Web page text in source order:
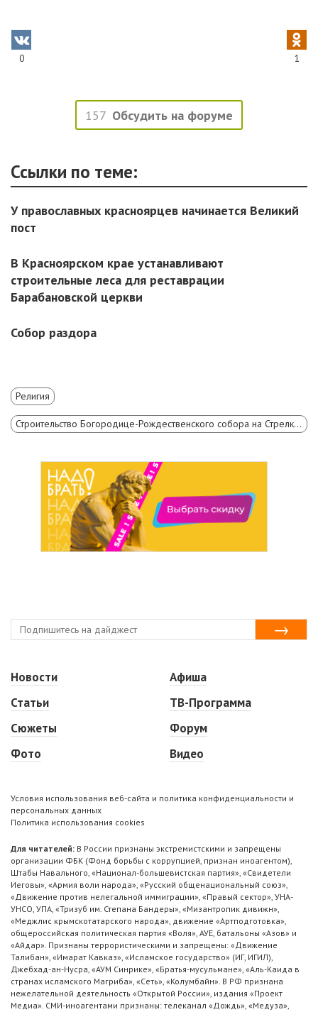
0 1
157 Обсудить на форуме
Ссылки по теме:
У православных красноярцев начинается Великий
пост
В Красноярском крае устанавливают
строительные леса для реставрации
Барабановской церкви
Собор раздора
Религия
Строительство Богородице-Рождественского собора на Стрелке в Красноярске
Новости
Статьи
Сюжеты
Фото
Афиша
ТВ-Программа
Форум
Видео
Условия использования веб-сайта и политика конфиденциальности и
персональных данных
Политика использования cookies
Для читателей: В России признаны экстремистскими и запрещены
организации ФБК (Фонд борьбы с коррупцией, признан иноагентом),
Штабы Навального, «Национал-большевистская партия», «Свидетели
Иеговы», «Армия воли народа», «Русский общенациональный союз»,
«Движение против нелегальной иммиграции», «Правый сектор», УНА-
УНСО, УПА, «Тризуб им. Степана Бандеры», «Мизантропик дивижн»,
«Меджлис крымскотатарского народа», движение «Артподготовка»,
общероссийская политическая партия «Воля», АУЕ, батальоны «Азов» и
«Айдар». Признаны террористическими и запрещены: «Движение
Талибан», «Имарат Кавказ», «Исламское государство» (ИГ, ИГИЛ),
Джебхад-ан-Нусра, «АУМ Синрике», «Братья-мусульмане», «Аль-Каида в
странах исламского Магриба», «Сеть», «Колумбайн». В РФ признана
нежелательной деятельность «Открытой России», издания «Проект
Медиа». СМИ-иноагентами признаны: телеканал «Дождь», «Медуза»,